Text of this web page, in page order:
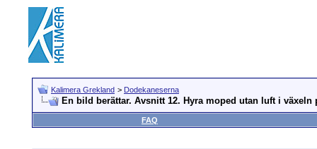
Kalimera Grekland > Dodekaneserna
En bild berättar. Avsnitt 12. Hyra moped utan luft i växeln
FAQ